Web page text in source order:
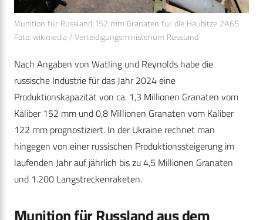
Munition für Russland: 152 mm Granaten für die Haubitze 2A65.
Foto: wikimedia / Verteidigungsministerium Russland
Nach Angaben von Watling und Reynolds habe die
russische Industrie für das Jahr 2024 eine
Produktionskapazität von ca. 1,3 Millionen Granaten vom
Kaliber 152 mm und 0,8 Millionen Granaten vom Kaliber
122 mm prognostiziert. In der Ukraine rechnet man
hingegen von einer russischen Produktionssteigerung im
laufenden Jahr auf jährlich bis zu 4,5 Millionen Granaten
und 1.200 Langstreckenraketen.